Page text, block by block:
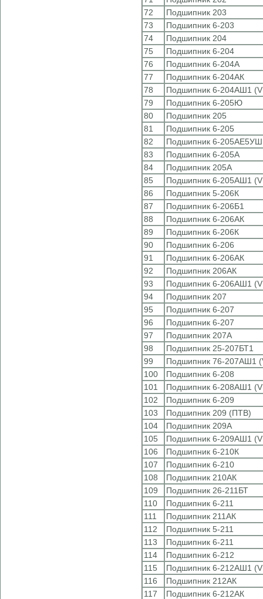
72
Подшипник 203
73
Подшипник 6-203
74
Подшипник 204
75
Подшипник 6-204
76
Подшипник 6-204А
77
Подшипник 6-204АК
78
Подшипник 6-204АШ1
79
Подшипник 6-205Ю
80
Подшипник 205
81
Подшипник 6-205
82
Подшипник 6-
83
Подшипник 6-205А
84
Подшипник 205А
85
Подшипник 6-205АШ1
86
Подшипник 5-206К
87
Подшипник 6-206Б1
88
Подшипник 6-206АК
89
Подшипник 6-206К
90
Подшипник 6-206
91
Подшипник 6-206АК
92
Подшипник 206АК
93
Подшипник 6-206АШ1
94
Подшипник 207
95
Подшипник 6-207
96
Подшипник 6-207
97
Подшипник 207А
98
Подшипник 25-207БТ1
99
Подшипник 76-207АШ1
100
Подшипник 6-208
101
Подшипник 6-208АШ1
102
Подшипник 6-209
103
Подшипник 209 (ПТВ)
104
Подшипник 209А
105
Подшипник 6-209АШ1
106
Подшипник 6-210К
107
Подшипник 6-210
108
Подшипник 210АК
109
Подшипник 26-211БТ
110
Подшипник 6-211
111
Подшипник 211АК
112
Подшипник 5-211
113
Подшипник 6-211
114
Подшипник 6-212
115
Подшипник 6-212АШ1
116
Подшипник 212АК
117
Подшипник 6-212АК